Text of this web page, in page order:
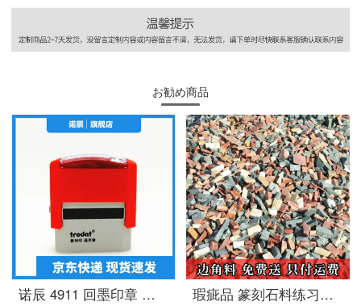
お勧め商品
诺辰 4911 回墨印章 卓达财务印章 财务用品 刻章 印章 自动出油 印章定制 刻章 复印无效
瑕疵品 篆刻石料练习章料寿山石丹东石青海石印章边角料处理